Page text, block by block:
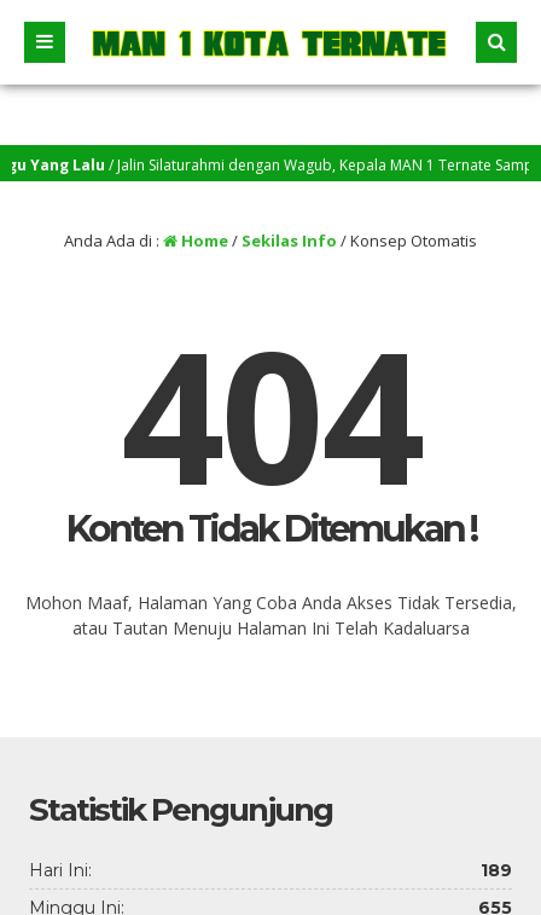
Yang Lalu/ Jalin Silaturahmi dengan Wagub, Kepala MAN 1 Ternate
Yang Lalu/ MATAMUDA MANSTER 2026, Tumbuhkan Cinta Belajar dan
Anda Ada di : Home/ Sekilas Info /Konsep Otomatis
404
Konten Tidak Ditemukan !
Mohon Maaf, Halaman Yang Coba Anda Akses Tidak Tersedia,
atau Tautan Menuju Halaman Ini Telah Kadaluarsa
Statistik Pengunjung
Hari Ini:
189
Minggu Ini:
655